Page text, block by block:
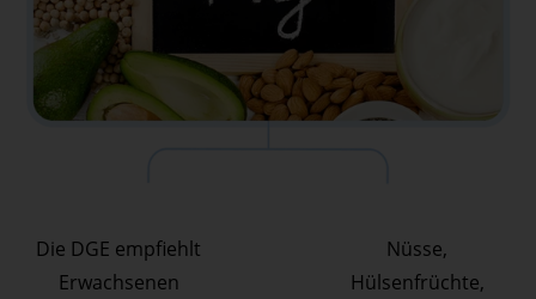
Die DGE empfiehlt
Erwachsenen
Nüsse,
Hülsenfrüchte,